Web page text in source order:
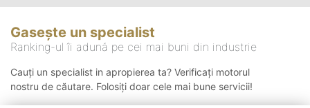
Gasește un specialist
Ranking-ul îi adună pe cei mai buni din industrie
Cauți un specialist in apropierea ta? Verificați motorul
nostru de căutare. Folosiți doar cele mai bune servicii!